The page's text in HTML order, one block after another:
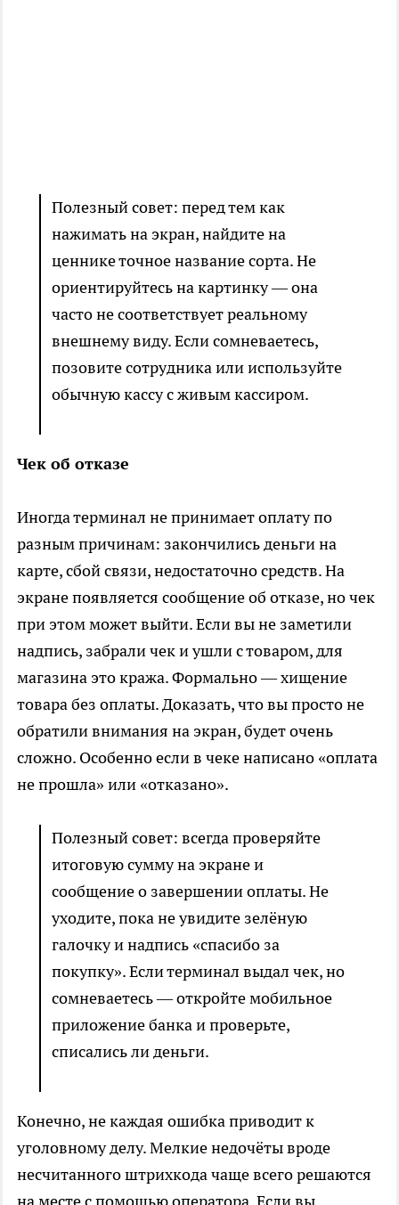
Полезный совет: перед тем как
нажимать на экран, найдите на
ценнике точное название сорта. Не
ориентируйтесь на картинку — она
часто не соответствует реальному
внешнему виду. Если сомневаетесь,
позовите сотрудника или используйте
обычную кассу с живым кассиром.
Чек об отказе
Иногда терминал не принимает оплату по
разным причинам: закончились деньги на
карте, сбой связи, недостаточно средств. На
экране появляется сообщение об отказе, но чек
при этом может выйти. Если вы не заметили
надпись, забрали чек и ушли с товаром, для
магазина это кража. Формально — хищение
товара без оплаты. Доказать, что вы просто не
обратили внимания на экран, будет очень
сложно. Особенно если в чеке написано «оплата
не прошла» или «отказано».
Полезный совет: всегда проверяйте
итоговую сумму на экране и
сообщение о завершении оплаты. Не
уходите, пока не увидите зелёную
галочку и надпись «спасибо за
покупку». Если терминал выдал чек, но
сомневаетесь — откройте мобильное
приложение банка и проверьте,
списались ли деньги.
Конечно, не каждая ошибка приводит к
уголовному делу. Мелкие недочёты вроде
несчитанного штрихкода чаще всего решаются
на месте с помощью оператора. Если вы